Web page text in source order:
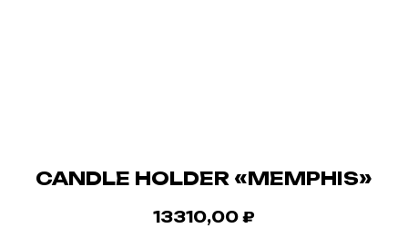
CANDLE HOLDER «MEMPHIS»
13310,00 ₽